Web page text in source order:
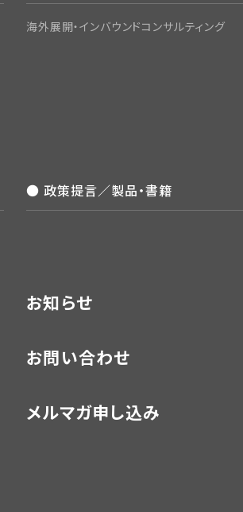
海外展開・インバウンドコンサルティング
● 政策提言／製品・書籍
お知らせ
お問い合わせ
メルマガ申し込み